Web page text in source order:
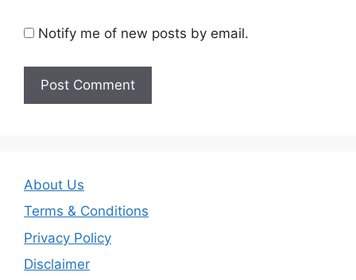
Notify me of new posts by email.
About Us
Terms & Conditions
Privacy Policy
Disclaimer